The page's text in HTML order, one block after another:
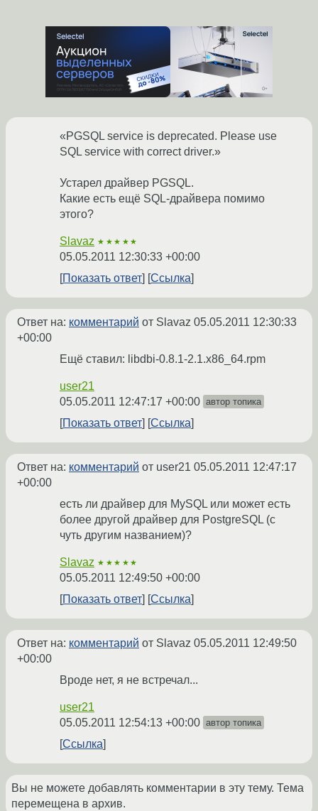
«PGSQL service is deprecated. Please use
SQL service with correct driver.»
Устарел драйвер PGSQL.
Какие есть ещё SQL-драйвера помимо
этого?
Slavaz ★★★★★
05.05.2011 12:30:33 +00:00
Показать ответ
Ссылка
Ответ на: комментарий от Slavaz 05.05.2011 12:30:33
+00:00
Ещё ставил: libdbi-0.8.1-2.1.x86_64.rpm
user21
05.05.2011 12:47:17 +00:00 автор топика
Показать ответ Ссылка
Ответ на: комментарий от user21 05.05.2011 12:47:17
+00:00
есть ли драйвер для MySQL или может есть
более другой драйвер для PostgreSQL (с
чуть другим названием)?
Slavaz ★★★★★
05.05.2011 12:49:50 +00:00
Показать ответ
Ссылка
Ответ на: комментарий от Slavaz 05.05.2011 12:49:50
+00:00
Вроде нет, я не встречал...
user21
05.05.2011 12:54:13 +00:00 автор топика
Ссылка
Вы не можете добавлять комментарии в эту тему. Тема
перемещена в архив.